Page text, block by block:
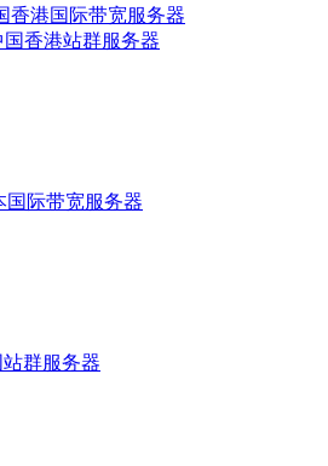
香港国际带宽服务器
国香港站群服务器
国际带宽服务器
站群服务器